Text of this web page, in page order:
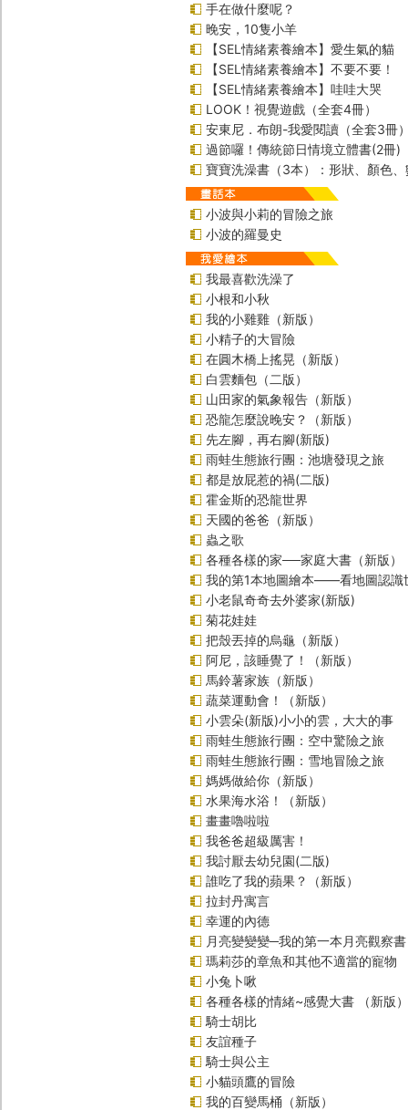
手在做什麼呢？
晚安，10隻小羊
【SEL情緒素養繪本】愛生氣的貓
【SEL情緒素養繪本】不要不要！
【SEL情緒素養繪本】哇哇大哭
LOOK！視覺遊戲（全套4冊）
安東尼．布朗-我愛閱讀（全套3冊
過節囉！傳統節日情境立體書(2冊)
寶寶洗澡書（3本）：形狀、顏色、
小波與小莉的冒險之旅
小波的羅曼史
我最喜歡洗澡了
小根和小秋
我的小雞雞（新版）
小精子的大冒險
在圓木橋上搖晃（新版）
白雲麵包（二版）
山田家的氣象報告（新版）
恐龍怎麼說晚安？（新版）
先左腳，再右腳(新版)
雨蛙生態旅行團：池塘發現之旅
都是放屁惹的禍(二版)
霍金斯的恐龍世界
天國的爸爸（新版）
蟲之歌
各種各樣的家──家庭大書（新版）
我的第1本地圖繪本――看地圖認識
小老鼠奇奇去外婆家(新版)
菊花娃娃
把殼丟掉的烏龜（新版）
阿尼，該睡覺了！（新版）
馬鈴薯家族（新版）
蔬菜運動會！（新版）
小雲朵(新版)小小的雲，大大的事
雨蛙生態旅行團：空中驚險之旅
雨蛙生態旅行團：雪地冒險之旅
媽媽做給你（新版）
水果海水浴！（新版）
畫畫嚕啦啦
我爸爸超級厲害！
我討厭去幼兒園(二版)
誰吃了我的蘋果？（新版）
拉封丹寓言
幸運的內德
月亮變變變─我的第一本月亮觀察書
瑪莉莎的章魚和其他不適當的寵物
小兔卜啾
各種各樣的情緒~感覺大書 （新版）
騎士胡比
友誼種子
騎士與公主
小貓頭鷹的冒險
我的百變馬桶（新版）